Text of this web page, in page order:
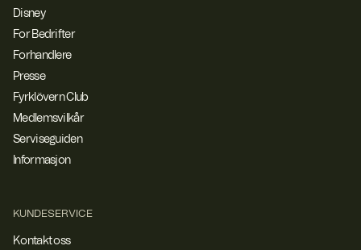
Disney
For Bedrifter
Forhandlere
Presse
Fyrklövern Club
Medlemsvilkår
Serviseguiden
Informasjon
KUNDESERVICE
Kontakt oss